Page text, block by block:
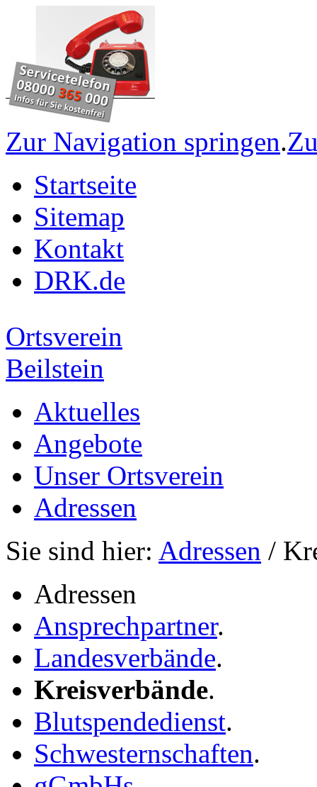
Zur Navigation springen.
Startseite
Sitemap
Kontakt
DRK.de
Ortsverein
Beilstein
Aktuelles
Angebote
Unser Ortsverein
Adressen
Sie sind hier: Adressen /
Adressen
Ansprechpartner.
Landesverbände.
Kreisverbände.
Blutspendedienst.
Schwesternschaften.